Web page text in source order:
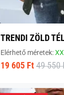
TRENDI ZÖLD
Elérhető méretek:
19 605 Ft 49 550